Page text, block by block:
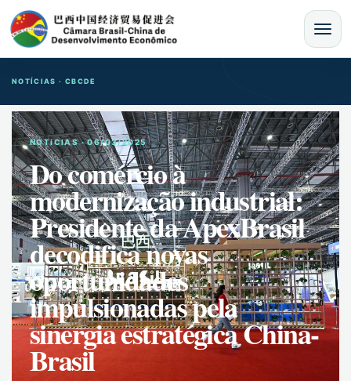
MENU
NOTÍCIAS · CBCDE
NOTíCIAS · 06/03/2025
Do comércio à
modernização industrial:
Presidente da ApexBrasil
decodifica novas
oportunidades
impulsionadas pela
sinergia estratégica China-
Brasil